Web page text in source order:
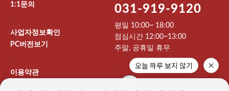
1:1문의
-
사업자정보확인
PC버전보기
-
이용약관
031-919-9120
평일 10:00~ 18:00
점심시간 12:00~13:00
주말, 공휴일 휴무
- 오늘 하루 보지 않기